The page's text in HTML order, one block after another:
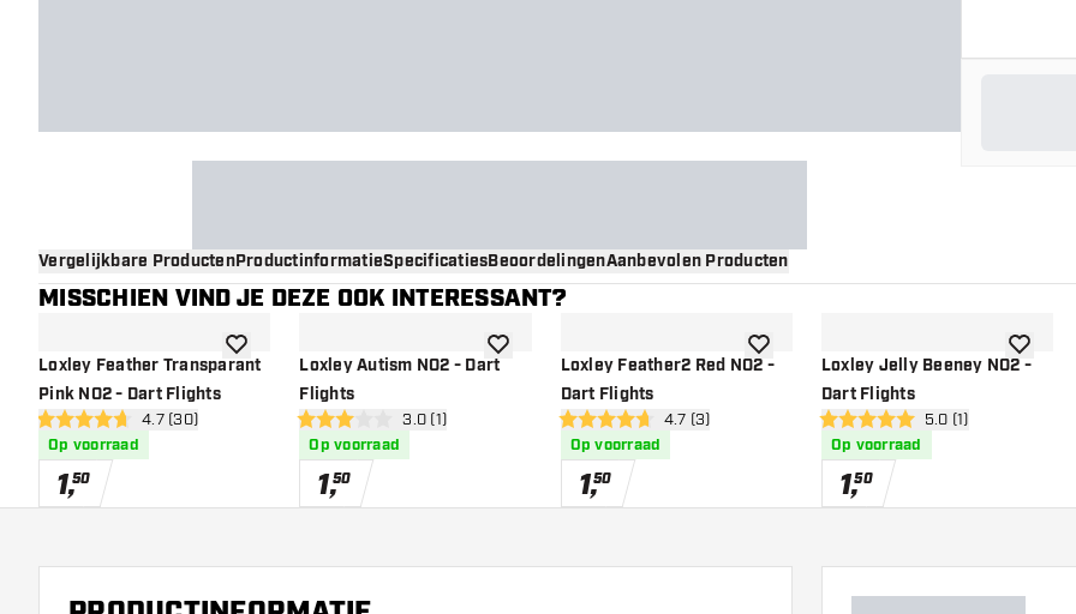
Vergelijkbare ProductenProductinformatieSpecificatiesBeoordelingenAanbevolen Producten
MISSCHIEN VIND JE DEZE OOK INTERESSANT?
Loxley Feather Transparant
Pink NO2 - Dart Flights
open reviews drawer
4.7 score sterren4.7 (30)
Op voorraad
1,50
toevoegen aan verlanglijst
Loxley Autism NO2 - Dart
Flights
open reviews drawer
3 score sterren3.0 (1)
Op voorraad
1,50
toevoegen aan verlanglijst
Loxley Feather2 Red NO2 -
Dart Flights
open reviews drawer
4.7 score sterren4.7 (3)
Op voorraad
1,50
toevoegen aan verlanglijst
Loxley Jelly Beeney NO2 -
Dart Flights
open reviews drawer
5 score sterren5.0 (1)
Op voorraad
1,50